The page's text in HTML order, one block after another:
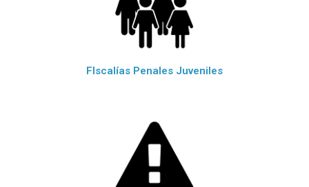
FIscalías Penales Juveniles